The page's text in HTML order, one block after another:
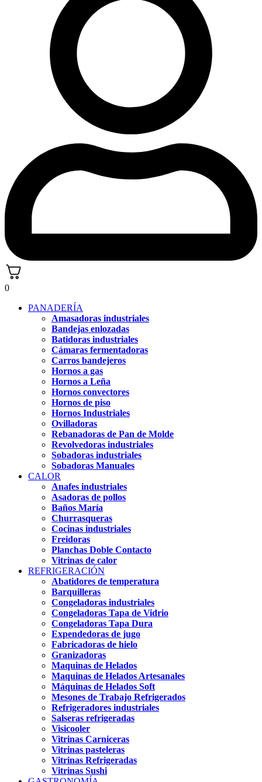
0
PANADERÍA
Amasadoras industriales
Bandejas enlozadas
Batidoras industriales
Cámaras fermentadoras
Carros bandejeros
Hornos a gas
Hornos a Leña
Hornos convectores
Hornos de piso
Hornos Industriales
Ovilladoras
Rebanadoras de Pan de Molde
Revolvedoras industriales
Sobadoras industriales
Sobadoras Manuales
CALOR
Anafes industriales
Asadoras de pollos
Baños María
Churrasqueras
Cocinas industriales
Freidoras
Planchas Doble Contacto
Vitrinas de calor
REFRIGERACIÓN
Abatidores de temperatura
Barquilleras
Congeladoras industriales
Congeladoras Tapa de Vidrio
Congeladoras Tapa Dura
Expendedoras de jugo
Fabricadoras de hielo
Granizadoras
Maquinas de Helados
Maquinas de Helados Artesanales
Máquinas de Helados Soft
Mesones de Trabajo Refrigerados
Refrigeradores industriales
Salseras refrigeradas
Visicooler
Vitrinas Carniceras
Vitrinas pasteleras
Vitrinas Refrigeradas
Vitrinas Sushi